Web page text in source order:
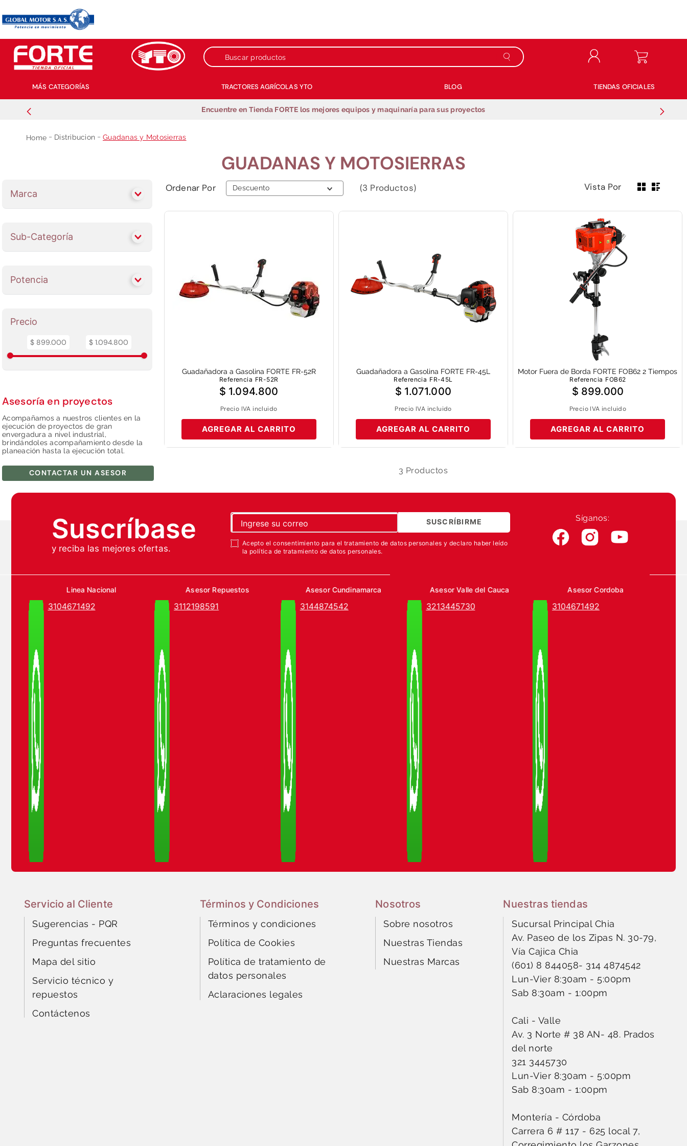
Buscar productos
MÁS CATEGORÍAS TRACTORES AGRÍCOLAS YTO BLOG TIENDAS OFICIALES
Encuentre en Tienda FORTE los mejores equipos y maquinaría para sus proyectos
Distribucion Guadanas y Motosierras
GUADANAS Y MOTOSIERRAS
Marca
Sub-Categoría
Potencia
$ 899.000 $ 1.094.800
Asesoría en proyectos
Acompañamos a nuestros clientes en la
ejecución de proyectos de gran
envergadura a nivel industrial,
brindándoles acompañamiento desde la
planeación hasta la ejecución total.
CONTACTAR UN ASESOR
Descuento 3 Productos
Guadañadora a Gasolina FORTE FR-52R
Referencia FR-52R
$ 1.094.800
Precio IVA incluido
AGREGAR AL CARRITO
Guadañadora a Gasolina FORTE FR-45L
Referencia FR-45L
$ 1.071.000
Precio IVA incluido
AGREGAR AL CARRITO
Motor Fuera de Borda FORTE FOB62 2 Tiempos
Referencia FOB62
$ 899.000
Precio IVA incluido
AGREGAR AL CARRITO
3
Suscríbase
y reciba las mejores ofertas.
SUSCRÍBIRME
Acepto el consentimiento para el tratamiento de datos personales y declaro haber leído
la política de tratamiento de datos personales.
Síganos:
Linea Nacional
3104671492
Asesor Repuestos
3112198591
Asesor Cundinamarca
3144874542
Asesor Valle del Cauca
3213445730
Asesor Cordoba
3104671492
Servicio al Cliente
Sugerencias - PQR
Preguntas frecuentes
Mapa del sitio
Servicio técnico y
repuestos
Contáctenos
Términos y Condiciones
Términos y condiciones
Política de Cookies
Política de tratamiento de
datos personales
Aclaraciones legales
Nosotros
Sobre nosotros
Nuestras Tiendas
Nuestras Marcas
Nuestras tiendas
Sucursal Principal Chia
Av. Paseo de los Zipas N. 30-79,
Vía Cajica Chia
(601) 8 844058- 314 4874542
Lun-Vier 8:30am - 5:00pm
Sab 8:30am - 1:00pm
Cali - Valle
Av. 3 Norte # 38 AN- 48. Prados
del norte
321 3445730
Lun-Vier 8:30am - 5:00pm
Sab 8:30am - 1:00pm
Montería - Córdoba
Carrera 6 # 117 - 625 local 7,
1.
repuestos
4.
guadañadora
5.
fumigadora estacionaria
motosierra